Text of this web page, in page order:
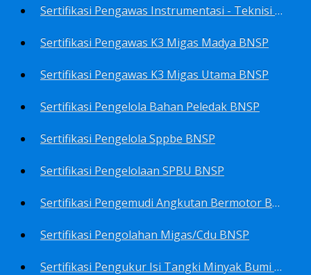
Sertifikasi Pengawas Instrumentasi - Teknisi Instrumentasi Tingkat 1 Dan 2 BNSP
Sertifikasi Pengawas K3 Migas Madya BNSP
Sertifikasi Pengawas K3 Migas Utama BNSP
Sertifikasi Pengelola Bahan Peledak BNSP
Sertifikasi Pengelola Sppbe BNSP
Sertifikasi Pengelolaan SPBU BNSP
Sertifikasi Pengemudi Angkutan Bermotor BNSP
Sertifikasi Pengolahan Migas/Cdu BNSP
Sertifikasi Pengukur Isi Tangki Minyak Bumi Dan Hasil Olahan BNSP